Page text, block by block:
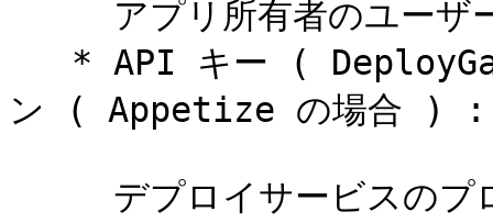
ン ( Appetize の場合 ) :